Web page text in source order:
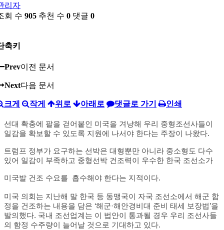
리자
회 수 905 추천 수 0 댓글 0
축키
Prev이전 문서
Next다음 문서
크게 작게 위로 아래로 댓글로 가기 인쇄
선대 확충에 팔을 걷어붙인 미국을 겨냥해 우리 중형조선사들이
일감을 확보할 수 있도록 지원에 나서야 한다는 주장이 나왔다.
트럼프 정부가 요구하는 선박은 대형뿐만 아니라 중소형도 다수
있어 일감이 부족하고 중형선박 건조력이 우수한 한국 조선소가
미국발 건조 수요를 흡수해야 한다는 지적이다.
미국 의회는 지난해 말 한국 등 동맹국이 자국 조선소에서 해군 함
정을 건조하는 내용을 담은 ‘해군·해안경비대 준비 태세 보장법’을
발의했다. 국내 조선업계는 이 법안이 통과될 경우 우리 조선사들
의 함정 수주량이 늘어날 것으로 기대하고 있다.